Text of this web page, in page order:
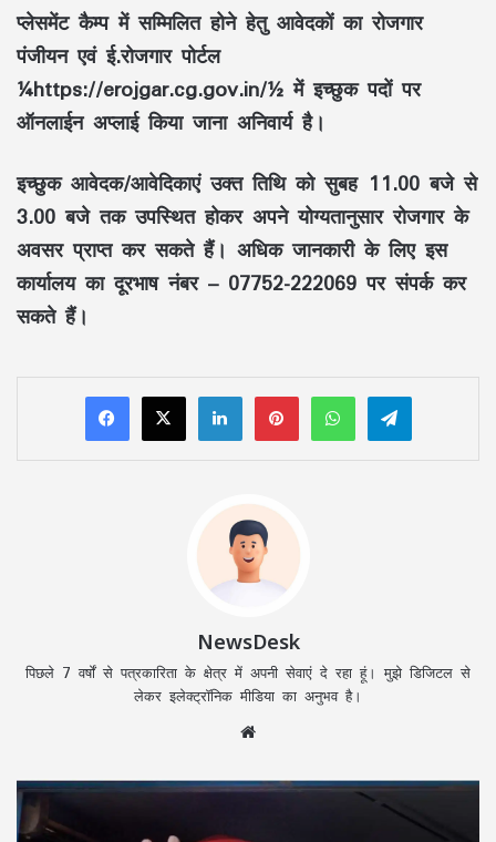
प्लेसमेंट कैम्प में सम्मिलित होने हेतु आवेदकों का रोजगार
पंजीयन एवं ई.रोजगार पोर्टल
¼https://erojgar.cg.gov.in/½ में इच्छुक पदों पर
ऑनलाईन अप्लाई किया जाना अनिवार्य है।
इच्छुक आवेदक/आवेदिकाएं उक्त तिथि को सुबह 11.00 बजे से
3.00 बजे तक उपस्थित होकर अपने योग्यतानुसार रोजगार के
अवसर प्राप्त कर सकते हैं। अधिक जानकारी के लिए इस
कार्यालय का दूरभाष नंबर – 07752-222069 पर संपर्क कर
सकते हैं।
LinkedInPinterestWhatsAppTelegram
NewsDesk
पिछले 7 वर्षों से पत्रकारिता के क्षेत्र में अपनी सेवाएं दे रहा हूं। मुझे डिजिटल से
लेकर इलेक्ट्रॉनिक मीडिया का अनुभव है।